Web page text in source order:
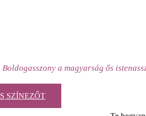
Boldogasszony a magyarság ős
SZÍNEZŐT